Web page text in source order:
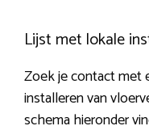
Lijst met lokale
Zoek je contact met
installeren van
schema hieronder